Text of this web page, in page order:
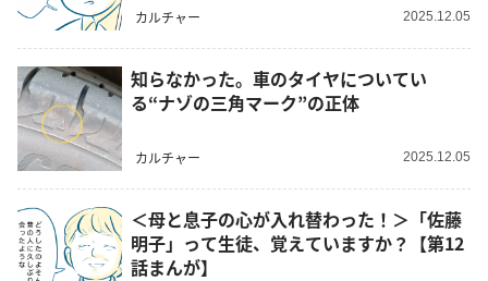
カルチャー 2025.12.05
知らなかった。車のタイヤについてい
る“ナゾの三角マーク”の正体
カルチャー 2025.12.05
＜母と息子の心が入れ替わった！＞「佐藤
明子」って生徒、覚えていますか？【第12
話まんが】